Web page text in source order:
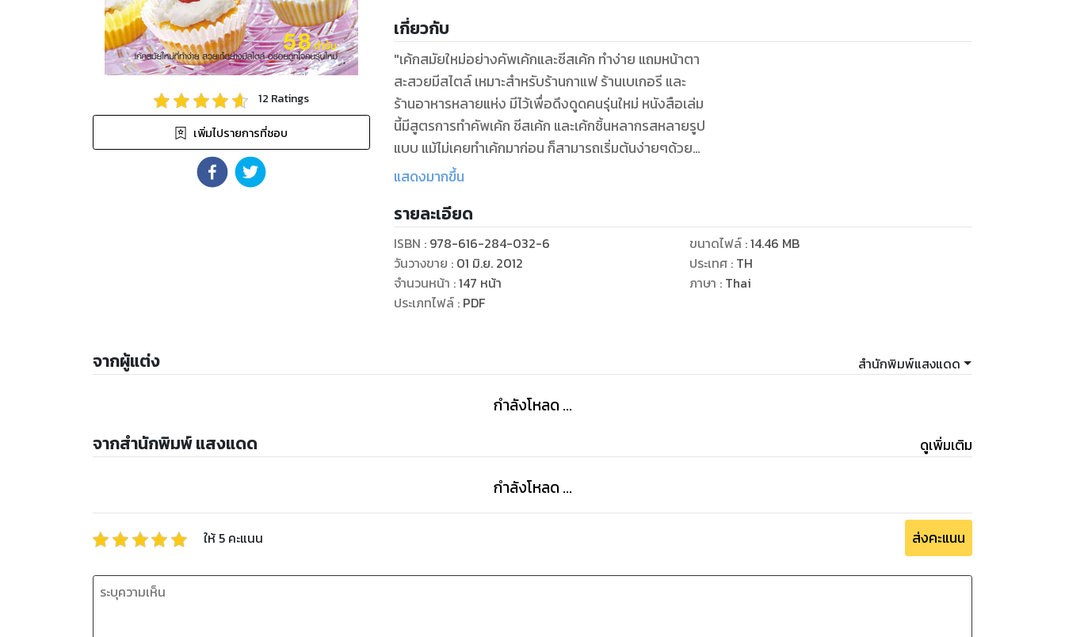
12 Ratings
เพิ่มไปรายการที่ชอบ
เกี่ยวกับ
"เค้กสมัยใหม่อย่างคัพเค้กและชีสเค้ก ทำง่าย แถมหน้าตา
สะสวยมีสไตล์ เหมาะสำหรับร้านกาแฟ ร้านเบเกอรี และ
ร้านอาหารหลายแห่ง มีไว้เพื่อดึงดูดคนรุ่นใหม่ หนังสือเล่ม
นี้มีสูตรการทำคัพเค้ก ชีสเค้ก และเค้กชิ้นหลากรสหลายรูป
แบบ แม้ไม่เคยทำเค้กมาก่อน ก็สามารถเริ่มต้นง่ายๆด้วย
ขั้นตอนการทำที่อธิบายไว้ชัดเจน" The only CUPCAKES & CHEESECAKES you’ll ever need! This
recipes made easily such as butter milk cupcakes, mango cakes and chocolate mousse
cheesecake. Also, you’ll find how to bake squares and bars. All recipes are easy-to-follow
with clear techniques, even the beginner can do!
แสดงมากขึ้น
รายละเอียด
ISBN : 978-616-284-032-6
วันวางขาย : 01 มิ.ย. 2012
จำนวนหน้า :147 หน้า
ประเภทไฟล์: PDF
ขนาดไฟล์:14.46 MB
ประเทศ : TH
ภาษา : Thai
จากผู้แต่ง สำนักพิมพ์แสงแดด
กำลังโหลด ...
จากสำนักพิมพ์ แสงแดด ดูเพิ่มเติม
กำลังโหลด ...
ให้ 5 คะแนน ส่งคะแนน